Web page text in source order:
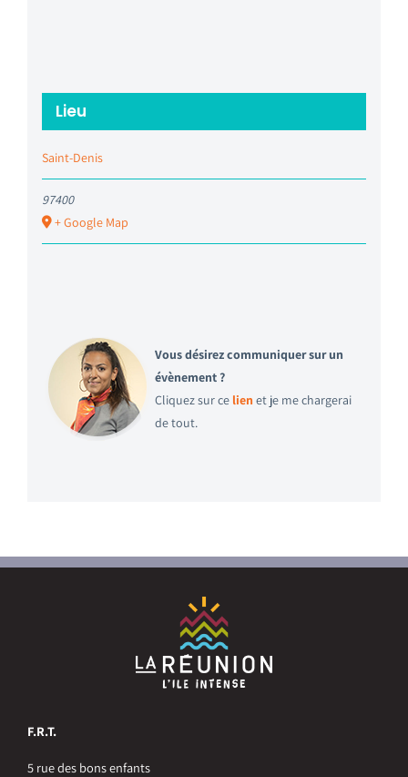
Lieu
Saint-Denis
97400
+ Google Map
Vous désirez communiquer sur un
évènement ?
Cliquez sur ce lien et je me chargerai
de tout.
F.R.T.
5 rue des bons enfants